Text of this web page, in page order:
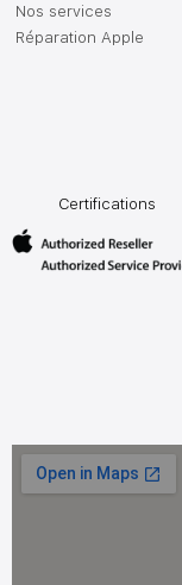
Nos services
Réparation Apple
Certifications